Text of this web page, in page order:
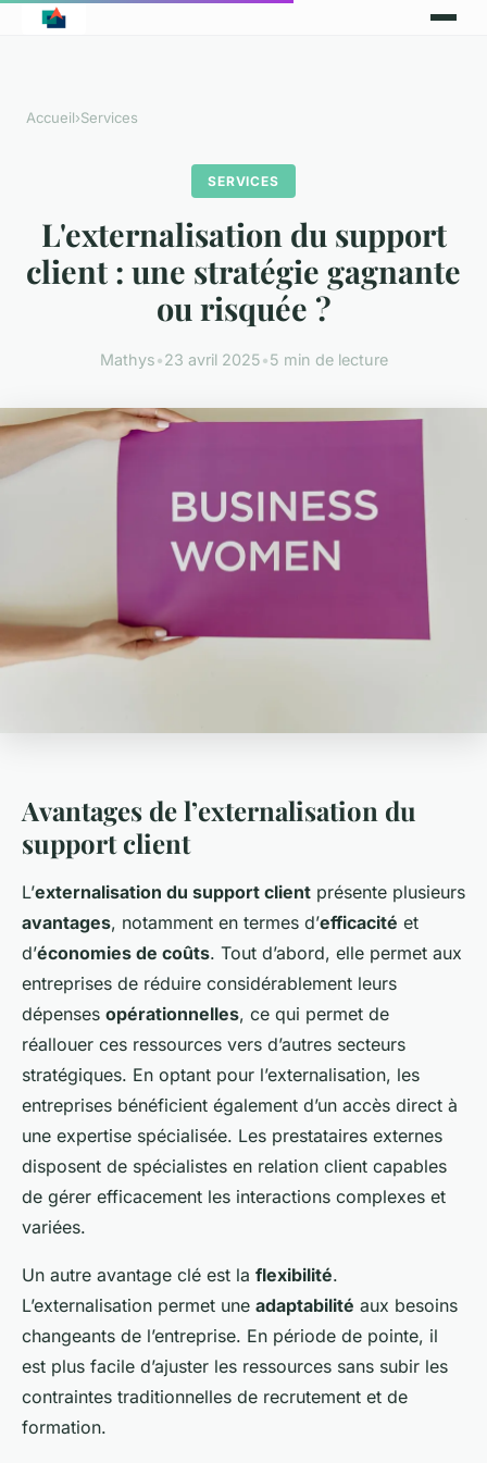
Accueil›Services
SERVICES
L'externalisation du support
client : une stratégie gagnante
ou risquée ?
Mathys•23 avril 2025•5 min de lecture
Avantages de l’externalisation du
support client
L’externalisation du support client présente plusieurs
avantages, notamment en termes d’efficacité et
d’économies de coûts. Tout d’abord, elle permet aux
entreprises de réduire considérablement leurs
dépenses opérationnelles, ce qui permet de
réallouer ces ressources vers d’autres secteurs
stratégiques. En optant pour l’externalisation, les
entreprises bénéficient également d’un accès direct à
une expertise spécialisée. Les prestataires externes
disposent de spécialistes en relation client capables
de gérer efficacement les interactions complexes et
variées.
Un autre avantage clé est la flexibilité.
L’externalisation permet une adaptabilité aux besoins
changeants de l’entreprise. En période de pointe, il
est plus facile d’ajuster les ressources sans subir les
contraintes traditionnelles de recrutement et de
formation.